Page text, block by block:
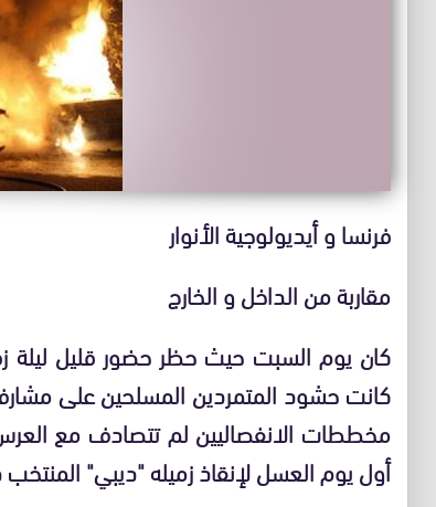
فرنسا و أيديولوجية الأنوار
مقاربة من الداخل و الخارج
كان يوم السبت حيث حظر حضور قليل ليلة
كانت حشود المتمردين المسلحين على
مخططات الانفصاليين لم تتصادف مع
أول يوم العسل لإنقاذ زميله "ديبي"